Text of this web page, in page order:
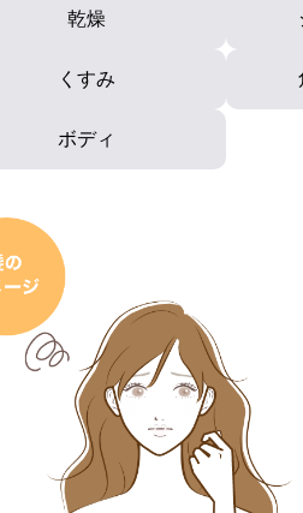
乾燥
くすみ
ボディ